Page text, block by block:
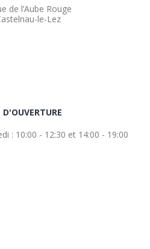
de l’Aube Rouge
le-Lez
D'OUVERTURE
: 10:00 - 12:30 et 14:00 - 19:00